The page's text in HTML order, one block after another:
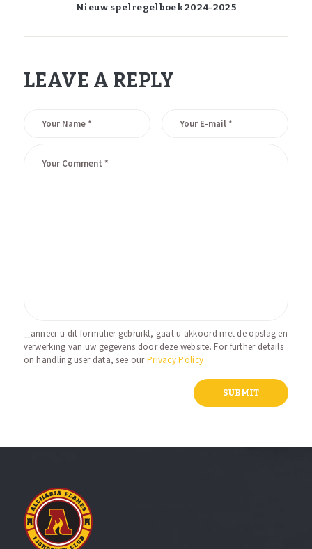
Nieuw spelregelboek 2024-2025
LEAVE A REPLY
Wanneer u dit formulier gebruikt, gaat u akkoord met de opslag en
verwerking van uw gegevens door deze website. For further details
on handling user data, see ourPrivacy Policy